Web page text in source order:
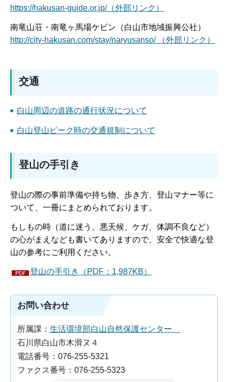
https://hakusan-guide.or.jp/（外部リンク）
南竜山荘・南竜ヶ馬場ケビン（白山市地域振興公社）
http://city-hakusan.com/stay/naryusanso/ （外部リンク）
交通
白山周辺の道路の通行状況について
白山登山ピーク時の交通規制について
登山の手引き
登山の際の事前準備や持ち物、歩き方、登山マナー等に
ついて、一冊にまとめられております。
もしもの時（道に迷う、悪天候、ケガ、体調不良など）
の心がまえなども書いてありますので、安全で快適な登
山の参考にご利用ください。
登山の手引き（PDF：1,987KB）
お問い合わせ
所属課： 生活環境部白山自然保護センター
石川県白山市木滑ヌ４
電話番号：076-255-5321
ファクス番号：076-255-5323